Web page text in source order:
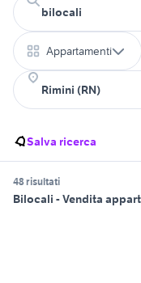
Appartamenti
Salva ricerca
48 risultati
Bilocali - Vendita